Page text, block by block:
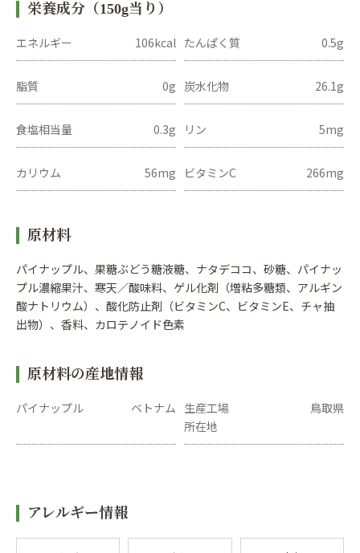
栄養成分（150g当り）
エネルギー 106kcal たんぱく質 0.5g
脂質 0g 炭水化物 26.1g
食塩相当量 0.3g リン 5mg
カリウム 56mg ビタミンC 266mg
原材料
パイナップル、果糖ぶどう糖液糖、ナタデココ、砂糖、パイナッ
プル濃縮果汁、寒天／酸味料、ゲル化剤（増粘多糖類、アルギン
酸ナトリウム）、酸化防止剤（ビタミンC、ビタミンE、チャ抽
出物）、香料、カロテノイド色素
原材料の産地情報
パイナップル ベトナム 生産工場
所在地
鳥取県
アレルギー情報